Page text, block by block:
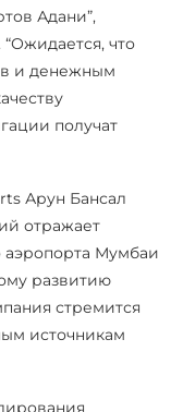
Адани”,
что
и денежным
получат
Арун Бансал
отражает
Мумбаи
развитию
стремится
источникам